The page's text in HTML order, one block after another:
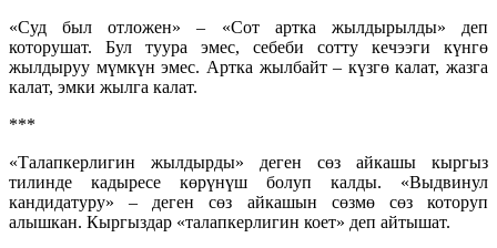
«Суд был отложен» – «Сот артка жылдырылды» деп
которушат. Бул туура эмес, себеби сотту кечээги күнгө
жылдыруу мүмкүн эмес. Артка жылбайт – күзгө калат, жазга
калат, эмки жылга калат.
***
«Талапкерлигин жылдырды» деген сөз айкашы кыргыз
тилинде кадыресе көрүнүш болуп калды. «Выдвинул
кандидатуру» – деген сөз айкашын сөзмө сөз которуп
алышкан. Кыргыздар «талапкерлигин коет» деп айтышат.